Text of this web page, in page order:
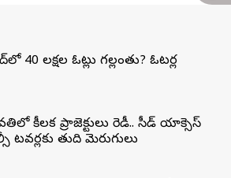
40 లక్షల ఓట్లు గల్లంతు? ఓటర్ల
కీలక ప్రాజెక్టులు రెడీ.. సీడ్‌ యాక్సెస్‌
టవర్లకు తుది మెరుగులు